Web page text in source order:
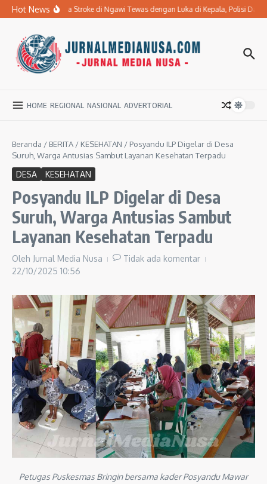
Lewati ke konten
Hot News
Ibu Penderita Stroke di Ngawi Tewas dengan Luka di Kepala, Polisi
HOME REGIONAL NASIONAL ADVERTORIAL
Beranda / BERITA / KESEHATAN / Posyandu ILP Digelar di Desa
Suruh, Warga Antusias Sambut Layanan Kesehatan Terpadu
DESA KESEHATAN
Posyandu ILP Digelar di Desa
Suruh, Warga Antusias Sambut
Layanan Kesehatan Terpadu
Oleh Jurnal Media Nusa
Tidak ada komentar
22/10/2025 10:56
Petugas Puskesmas Bringin bersama kader Posyandu Mawar